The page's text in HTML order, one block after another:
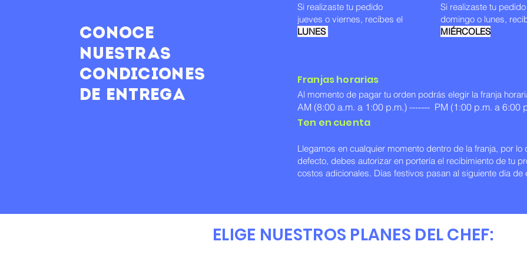
Conoce
nuestras
condiciones
de entrega
Si realizaste tu pedido
jueves o viernes, recibes el
LUNES
Si realizaste tu
domingo o lunes,
MIÉRCOLES
Al momento de pagar tu orden podrás elegir la franja
AM (8:00 a.m. a 1:00 p.m.) ------- PM (1:00 p.m. a 6:00
Llegamos en cualquier momento dentro de la franja, por
defecto, debes autorizar en portería el recibimiento de tu
costos adicionales. Días festivos pasan al siguiente día de
Franjas horarias
Ten en cuenta
ELIGE NUESTROS PLANES DEL CHEF: